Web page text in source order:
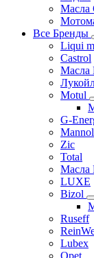
Все Бренды
Liqui
Castrol
Масла
Motul
G-
Mannol
Zic
Total
Масла
LUXE
Bizol
Ruseff
Lubex
Opet